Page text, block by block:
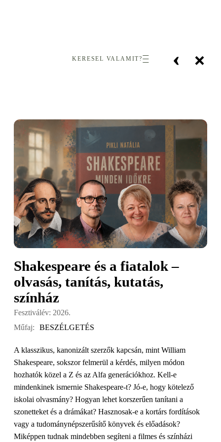
‹ ×
KERESEL VALAMIT?
Shakespeare és a fiatalok –
olvasás, tanítás, kutatás,
színház
Fesztiválév: 2026.
Műfaj:
BESZÉLGETÉS
A klasszikus, kanonizált szerzők kapcsán, mint William
Shakespeare, sokszor felmerül a kérdés, milyen módon
hozhatók közel a Z és az Alfa generációkhoz. Kell-e
mindenkinek ismernie Shakespeare-t? Jó-e, hogy kötelező
iskolai olvasmány? Hogyan lehet korszerűen tanítani a
szonetteket és a drámákat? Hasznosak-e a kortárs fordítások
vagy a tudománynépszerűsítő könyvek és előadások?
Miképpen tudnak mindebben segíteni a filmes és színházi